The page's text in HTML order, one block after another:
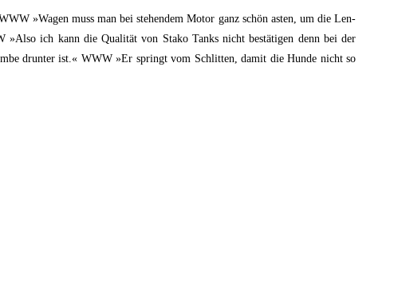
»Wagen muss man bei ste­hen­dem Motor ganz schön asten, um die Len­
»Also ich kann die Qua­li­tät von Sta­ko Tanks nicht bestä­ti­gen denn bei der
drun­ter ist.« WWW »Er springt vom Schlit­ten, damit die Hun­de nicht so